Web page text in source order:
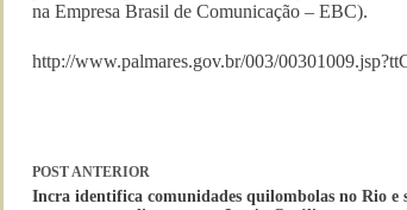
na Empresa Brasil de Comunicação – EBC).
http://www.palmares.gov.br/003/
POSTANTERIOR
Incra identifica comunidades quilombolas no Rio e